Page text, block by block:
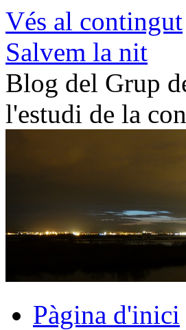
Vés al contingut
Salvem la nit
Blog del Grup
l'estudi de la
Pàgina d'inici